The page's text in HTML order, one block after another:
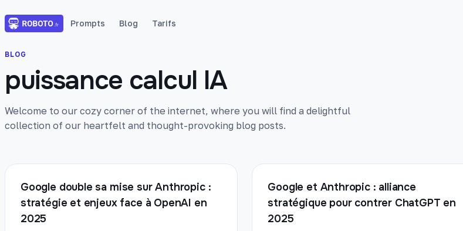
Prompts Blog Tarifs
BLOG
puissance calcul IA
Welcome to our cozy corner of the internet, where you will find a delightful
collection of our heartfelt and thought-provoking blog posts.
Google double sa mise sur Anthropic :
stratégie et enjeux face à OpenAI en
2025
Google et Anthropic : alliance
stratégique pour contrer ChatGPT en
2025